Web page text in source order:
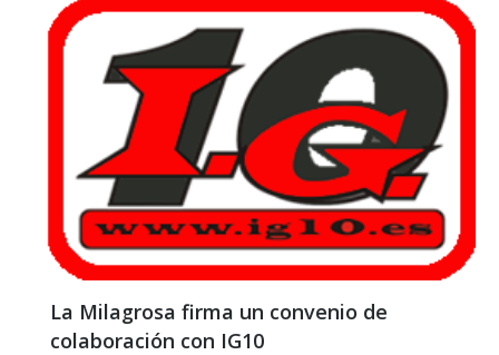
La Milagrosa firma un convenio de
colaboración con IG10